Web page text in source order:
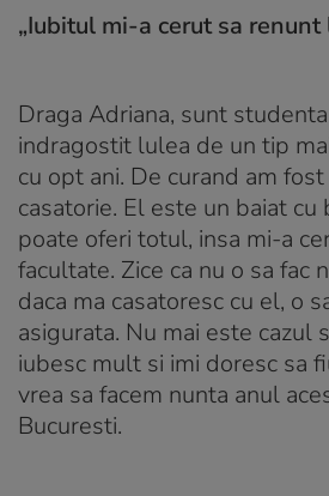
„Iubitul mi-a cerut sa renunt
Draga Adriana, sunt
indragostit lulea de un tip
cu opt ani. De curand am
casatorie. El este un baiat cu
poate oferi totul, insa mi-a
facultate. Zice ca nu o sa fac
daca ma casatoresc cu el, o
asigurata. Nu mai este cazul
iubesc mult si imi doresc sa
vrea sa facem nunta anul
Bucuresti.